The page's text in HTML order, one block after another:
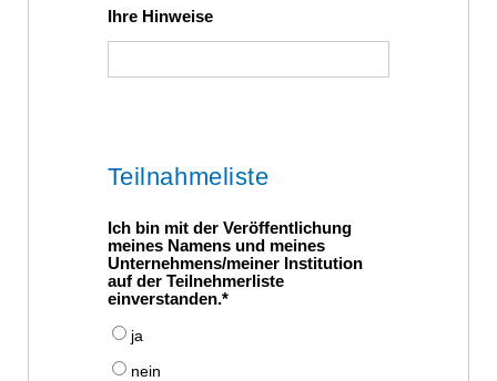
Ihre Hinweise
Teilnahmeliste
Ich bin mit der Veröffentlichung
meines Namens und meines
Unternehmens/meiner Institution
auf der Teilnehmerliste
einverstanden.
ja
nein